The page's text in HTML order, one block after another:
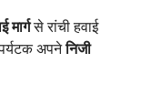
मार्गसे रांची हवाई
अपनेनिजी